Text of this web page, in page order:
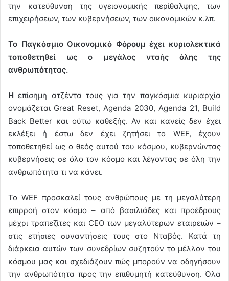
την κατεύθυνση της υγειονομικής περίθαλψης, των
επιχειρήσεων, των κυβερνήσεων, των οικονομικών κ.λπ.
Το Παγκόσμιο Οικονομικό Φόρουμ έχει κυριολεκτικά
τοποθετηθεί ως ο μεγάλος νταής όλης της
ανθρωπότητας.
Η επίσημη ατζέντα τους για την παγκόσμια κυριαρχία
ονομάζεται Great Reset, Agenda 2030, Agenda 21, Build
Back Better και ούτω καθεξής. Αν και κανείς δεν έχει
εκλέξει ή έστω δεν έχει ζητήσει το WEF, έχουν
τοποθετηθεί ως ο θεός αυτού του κόσμου, κυβερνώντας
κυβερνήσεις σε όλο τον κόσμο και λέγοντας σε όλη την
ανθρωπότητα τι να κάνει.
Το WEF προσκαλεί τους ανθρώπους με τη μεγαλύτερη
επιρροή στον κόσμο – από βασιλιάδες και προέδρους
μέχρι τραπεζίτες και CEO των μεγαλύτερων εταιρειών –
στις ετήσιες συναντήσεις τους στο Νταβός. Κατά τη
διάρκεια αυτών των συνεδρίων συζητούν το μέλλον του
κόσμου μας και σχεδιάζουν πώς μπορούν να οδηγήσουν
την ανθρωπότητα προς την επιθυμητή κατεύθυνση. Όλα